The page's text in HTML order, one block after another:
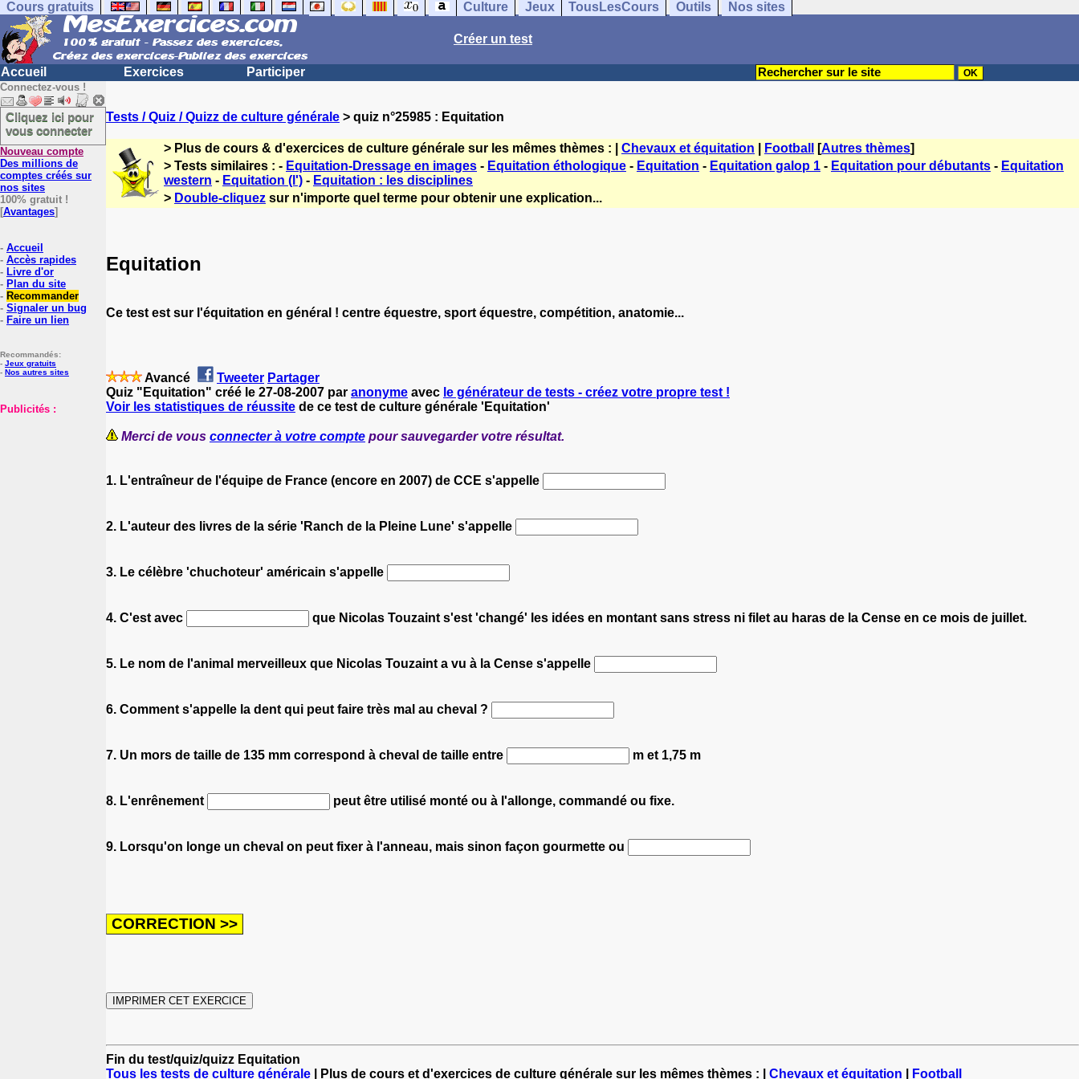
Cours gratuits Culture Jeux TousLesCours Outils Nos sites
Créer un test
Accueil Exercices Participer
Connectez-vous !
Cliquez ici pour
vous connecter
Nouveau compte
Des millions de
comptes créés sur
nos sites
100% gratuit !
[Avantages]
- Accueil
- Accès rapides
- Livre d'or
- Plan du site
- Recommander
- Signaler un bug
- Faire un lien
Recommandés:
- Jeux gratuits
- Nos autres sites
Publicités :
Tests / Quiz / Quizz de culture générale > quiz n°25985 : Equitation
> Plus de cours & d'exercices de culture générale sur les mêmes thèmes : | Chevaux et équitation Football [Autres thèmes]
> Tests similaires : - Equitation-Dressage en images - Equitation éthologique - Equitation - Equitation galop 1 - Equitation pour débutants - Equitation
western - Equitation (l') - Equitation : les disciplines
> Double-cliquez sur n'importe quel terme pour obtenir une explication...
Equitation
Ce test est sur l'équitation en général ! centre équestre, sport équestre, compétition, anatomie...
Avancé Tweeter Partager
Quiz "Equitation" créé le 27-08-2007 par anonyme avec le générateur de tests - créez votre propre test !
Voir les statistiques de réussite de ce test de culture générale 'Equitation'
Merci de vous connecter à votre compte pour sauvegarder votre résultat.
1. L'entraîneur de l'équipe de France (encore en 2007) de CCE s'appelle
2. L'auteur des livres de la série 'Ranch de la Pleine Lune' s'appelle
3. Le célèbre 'chuchoteur' américain s'appelle
4. C'est avec que Nicolas Touzaint s'est 'changé' les idées en montant sans stress ni filet au haras de la Cense en ce mois de juillet.
5. Le nom de l'animal merveilleux que Nicolas Touzaint a vu à la Cense s'appelle
6. Comment s'appelle la dent qui peut faire très mal au cheval ?
7. Un mors de taille de 135 mm correspond à cheval de taille entre m et 1,75 m
8. L'enrênement peut être utilisé monté ou à l'allonge, commandé ou fixe.
9. Lorsqu'on longe un cheval on peut fixer à l'anneau, mais sinon façon gourmette ou
Fin du test/quiz/quizz Equitation
Tous les tests de culture générale | Plus de cours et d'exercices de culture générale sur les mêmes thèmes : | Chevaux et équitation Football